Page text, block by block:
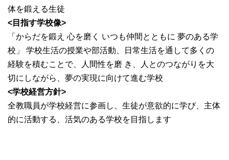
体を鍛える生徒
<目指す学校像>
「からだを鍛え 心を磨く いつも仲間とともに 夢のある学
校」 学校生活の授業や部活動、日常生活を通して多くの
経験を積むことで、人間性を磨 き、人とのつながりを大
切にしながら、夢の実現に向けて進む学校
<学校経営方針>
全教職員が学校経営に参画し、生徒が意欲的に学び、主体
的に活動する、活気のある学校を目指します